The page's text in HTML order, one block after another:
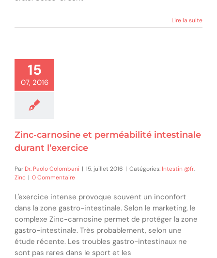
Lire la suite
15
07, 2016
Zinc-carnosine et perméabilité intestinale
durant l’exercice
Par Dr. Paolo Colombani | 15. juillet 2016 | Catégories: Intestin @fr,
Zinc | 0 Commentaire
L'exercice intense provoque souvent un inconfort
dans la zone gastro-intestinale. Selon le marketing, le
complexe Zinc-carnosine permet de protéger la zone
gastro-intestinale. Très probablement, selon une
étude récente. Les troubles gastro-intestinaux ne
sont pas rares dans le sport et les